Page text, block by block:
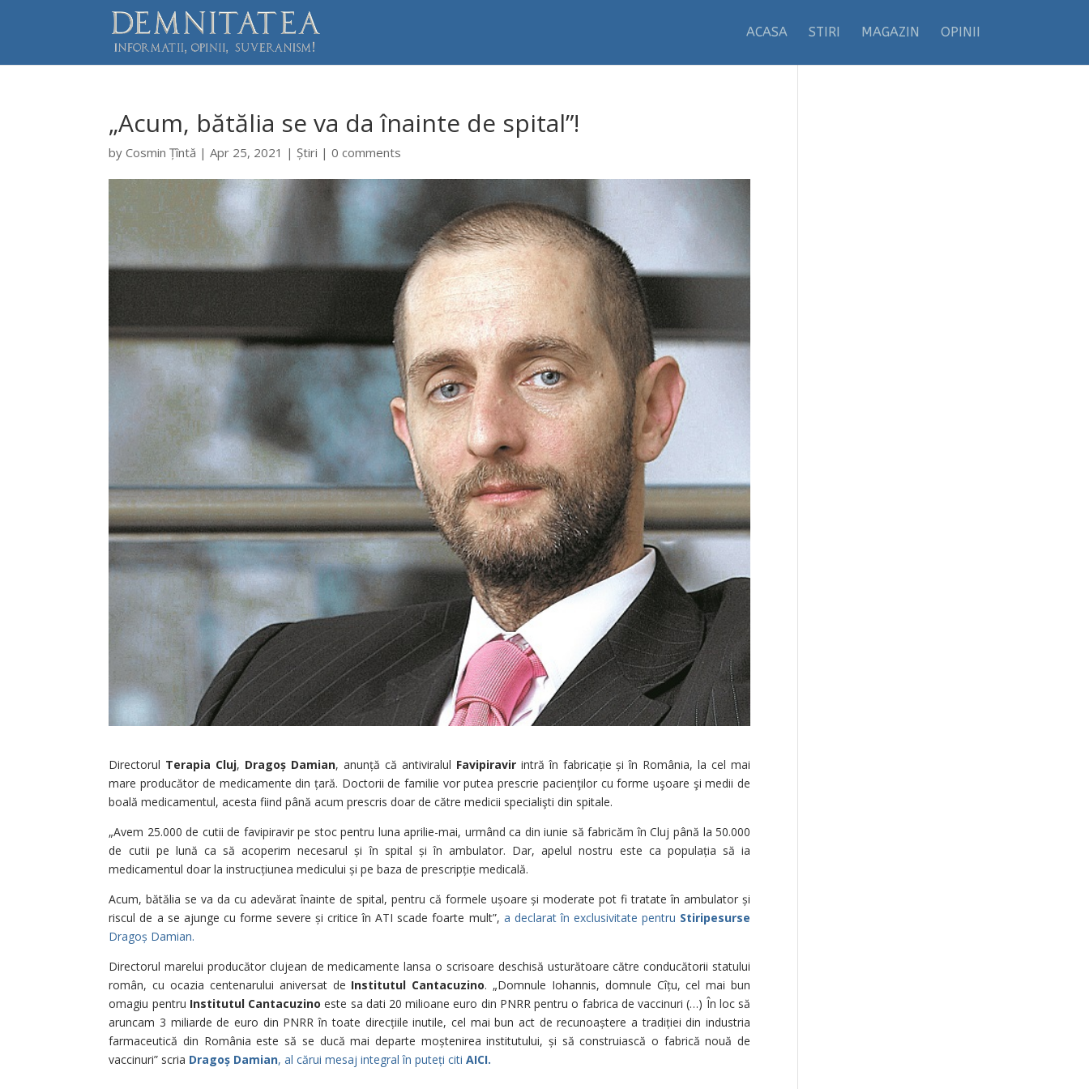
ACASA STIRI MAGAZIN OPINII
„Acum, bătălia se va da înainte de spital”!
byCosmin Țîntă |Apr 25, 2021 |Știri |0 comments
Directorul Terapia Cluj, Dragoș Damian, anunță că antiviralul Favipiravirintră în fabricație și în România, la cel mai
mare producător de medicamente din țară. Doctorii de familie vor putea prescrie pacienţilor cu forme uşoare şi medii de
boală medicamentul, acesta fiind până acum prescris doar de către medicii specialişti din spitale.
„Avem 25.000 de cutii de favipiravir pe stoc pentru luna aprilie-mai, urmând ca din iunie să fabricăm în Cluj până la 50.000
de cutii pe lună ca să acoperim necesarul și în spital și în ambulator. Dar, apelul nostru este ca populația să ia
medicamentul doar la instrucțiunea medicului și pe baza de prescripție medicală.
Acum, bătălia se va da cu adevărat înainte de spital, pentru că formele ușoare și moderate pot fi tratate în ambulator și
riscul de a se ajunge cu forme severe și critice în ATI scade foarte mult”, a declarat în exclusivitate pentru Stiripesurse
Dragoș Damian.
Directorul marelui producător clujean de medicamente lansa o scrisoare deschisă usturătoare către conducătorii statului
român, cu ocazia centenarului aniversat de Institutul Cantacuzino. „Domnule Iohannis, domnule Cîțu, cel mai bun
omagiu pentru Institutul Cantacuzino este sa dati 20 milioane euro din PNRR pentru o fabrica de vaccinuri (…) În loc să
aruncam 3 miliarde de euro din PNRR în toate direcțiile inutile, cel mai bun act de recunoaștere a tradiției din industria
farmaceutică din România este să se ducă mai departe moștenirea institutului, și să construiască o fabrică nouă de
vaccinuri” scria Dragoș Damian, al cărui mesaj integral în puteți citiAICI.